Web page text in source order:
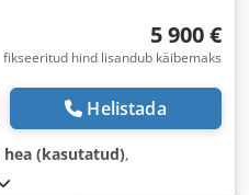
5 900 €
fikseeritud hind lisandub käibemaks
Helistada
hea (kasutatud),